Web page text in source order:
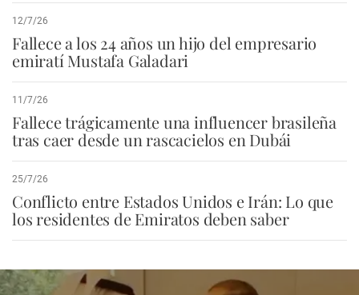
12/7/26
Fallece a los 24 años un hijo del empresario
emiratí Mustafa Galadari
11/7/26
Fallece trágicamente una influencer brasileña
tras caer desde un rascacielos en Dubái
25/7/26
Conflicto entre Estados Unidos e Irán: Lo que
los residentes de Emiratos deben saber